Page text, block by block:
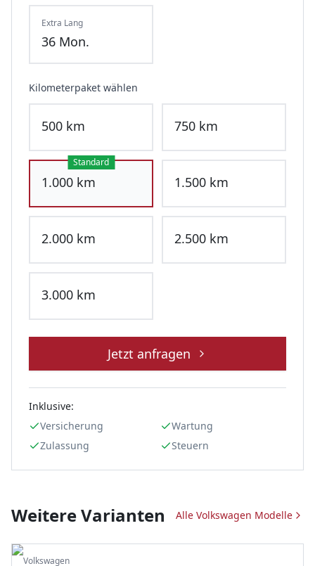
Extra Lang
36 Mon.
Kilometerpaket wählen
500 km 750 km
Standard
1.000 km 1.500 km
2.000 km 2.500 km
3.000 km
Jetzt anfragen
Inklusive:
Versicherung
Wartung
Zulassung
Steuern
Weitere Varianten Alle Volkswagen Modelle
Volkswagen